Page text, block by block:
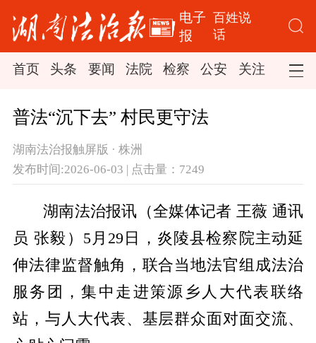
电子
报
百姓说
话
首页 头条 要闻 法院 检察 公安 关注 司法
普法“沉下去” 村民更守法
湖南法治报触屏版 · 株洲
发布时间:2026-06-03 | 点击量：7249
湖南法治报讯（全媒体记者 王薇 通讯
员 张毅）5月29日，炎陵县检察院主动延
伸法律监督触角，联合当地法官组成法治
服务团，集中走进策源乡人大代表联络
站，与人大代表、基层群众面对面交流、